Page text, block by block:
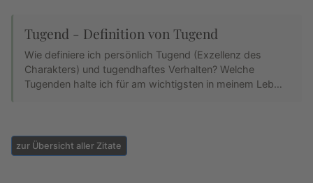
Tugend - Definition von Tugend
Wie definiere ich persönlich Tugend (Exzellenz des
Charakters) und tugendhaftes Verhalten? Welche
Tugenden halte ich für am wichtigsten in meinem Leb…
zur Übersicht aller Zitate